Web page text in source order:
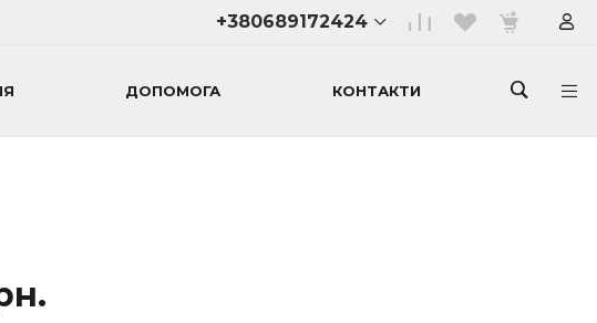
+380689172424
+380689172424
ДОПОМОГА КОНТАКТИ